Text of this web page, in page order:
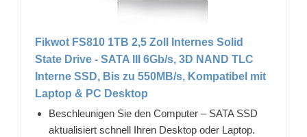
Fikwot FS810 1TB 2,5 Zoll Internes Solid
State Drive - SATA III 6Gb/s, 3D NAND TLC
Interne SSD, Bis zu 550MB/s, Kompatibel mit
Laptop & PC Desktop
Beschleunigen Sie den Computer – SATA SSD
aktualisiert schnell Ihren Desktop oder Laptop.